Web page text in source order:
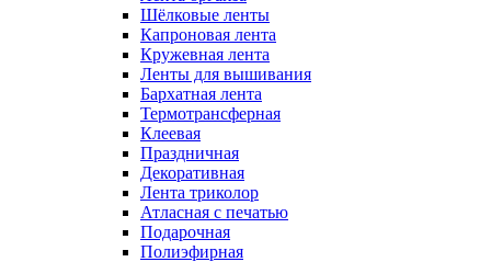
Шёлковые ленты
Капроновая лента
Кружевная лента
Ленты для вышивания
Бархатная лента
Термотрансферная
Клеевая
Праздничная
Декоративная
Лента триколор
Атласная с печатью
Подарочная
Полиэфирная